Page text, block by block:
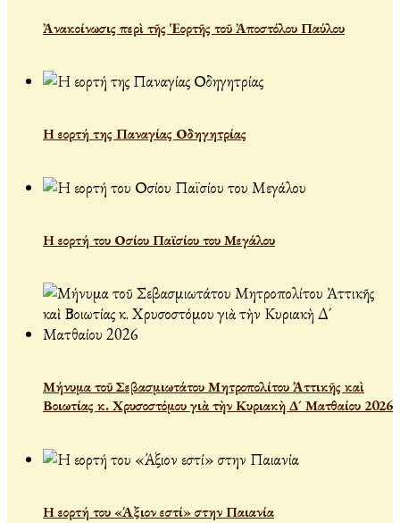
Ἀνακοίνωσις περὶ τῆς Ἑορτῆς τοῦ Ἀποστόλου Παύλου
Η εορτή της Παναγίας Οδηγητρίας
Η εορτή του Οσίου Παϊσίου του Μεγάλου
Μήνυμα τοῦ Σεβασμιωτάτου Μητροπολίτου Ἀττικῆς καὶ
Βοιωτίας κ. Χρυσοστόμου γιὰ τὴν Κυριακὴ Δ´ Ματθαίου 2026
Η εορτή του «Άξιον εστί» στην Παιανία